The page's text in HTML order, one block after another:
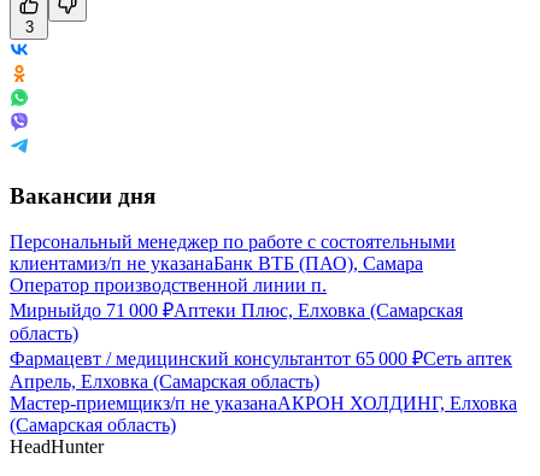
3
Вакансии дня
Персональный менеджер по работе с состоятельными
клиентамиз/п не указанаБанк ВТБ (ПАО), Самара
Оператор производственной линии п.
Мирныйдо 71 000 ₽Аптеки Плюс, Елховка (Самарская
область)
Фармацевт / медицинский консультантот 65 000 ₽Сеть аптек
Апрель, Елховка (Самарская область)
Мастер-приемщикз/п не указанаАКРОН ХОЛДИНГ, Елховка
(Самарская область)
HeadHunter